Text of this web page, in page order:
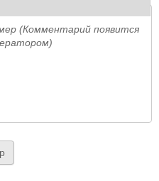
(Комментарий появится